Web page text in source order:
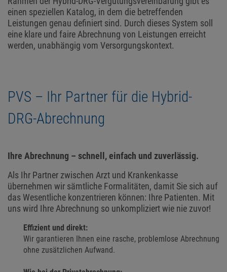
einen speziellen Katalog, in dem die betreffenden
Leistungen genau definiert sind. Durch dieses System soll
eine klare und faire Abrechnung von Leistungen erreicht
werden, unabhängig vom Versorgungskontext.
PVS – Ihr Partner für die Hybrid-
DRG-Abrechnung
Ihre Abrechnung – schnell, einfach und zuverlässig.
Als Ihr Partner zwischen Arzt und Krankenkasse
übernehmen wir sämtliche Formalitäten, damit Sie sich auf
das Wesentliche konzentrieren können: Ihre Patienten. Mit
uns wird Ihre Abrechnung so unkompliziert wie nie zuvor!
Effizient und direkt:
Wir garantieren Ihnen eine rasche, problemlose Abrechnung
ohne zusätzlichen Aufwand.